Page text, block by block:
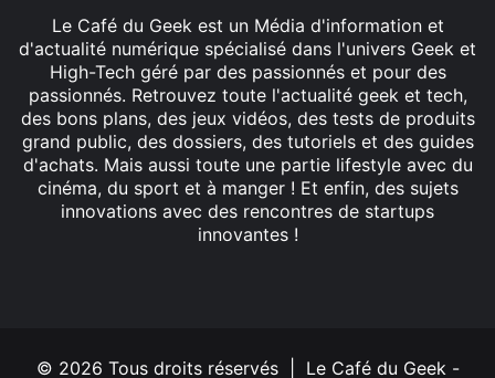
Le Café du Geek est un Média d'information et
d'actualité numérique spécialisé dans l'univers Geek et
High-Tech géré par des passionnés et pour des
passionnés. Retrouvez toute l'actualité geek et tech,
des bons plans, des jeux vidéos, des tests de produits
grand public, des dossiers, des tutoriels et des guides
d'achats. Mais aussi toute une partie lifestyle avec du
cinéma, du sport et à manger ! Et enfin, des sujets
innovations avec des rencontres de startups
innovantes !
© 2026 Tous droits réservés | Le Café du Geek -